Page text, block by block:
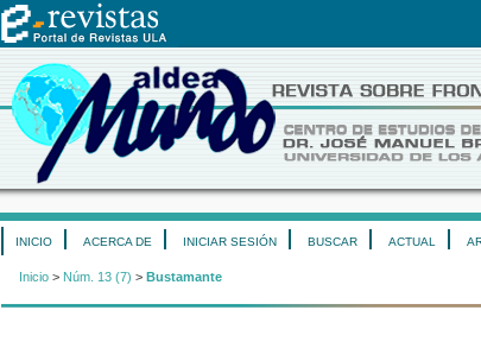
INICIO ACERCA DE INICIAR SESIÓN BUSCAR ACTUAL
Inicio > Núm. 13 (7) > Bustamante